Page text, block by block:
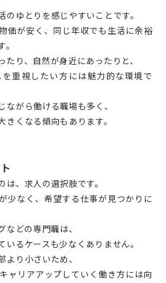
ゆとりを感じやすいことです。
価が安く、同じ年収でも生活に余裕
たり、自然が身近にあったりと、
重視したい方には魅力的な環境で
がら働ける職場も多く、
くなる傾向もあります。
、求人の選択肢です。
少なく、希望する仕事が見つかりに
どの専門職は、
るケースも少なくありません。
より小さいため、
ャリアアップしていく働き方には向